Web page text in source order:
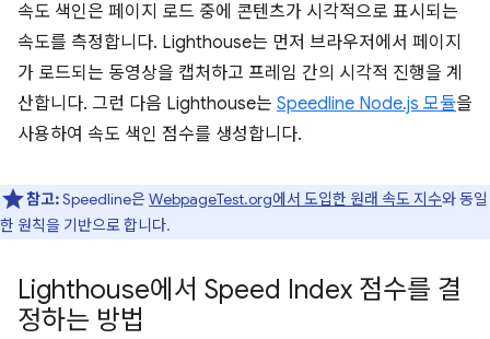
속도 색인은 페이지 로드 중에 콘텐츠가 시각적으로 표시되는
속도를 측정합니다. Lighthouse는 먼저 브라우저에서 페이지
가 로드되는 동영상을 캡처하고 프레임 간의 시각적 진행을 계
산합니다. 그런 다음 Lighthouse는 Speedline Node.js 모듈을
사용하여 속도 색인 점수를 생성합니다.
참고:Speedline은WebpageTest.org에서 도입한 원래 속도 지수와 동일
한 원칙을 기반으로 합니다.
Lighthouse에서 Speed Index 점수를 결
정하는 방법